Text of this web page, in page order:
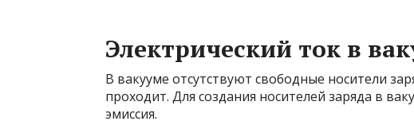
Электрический ток в
В вакууме отсутствуют свободные носители
проходит. Для создания носителей заряда в
эмиссия.